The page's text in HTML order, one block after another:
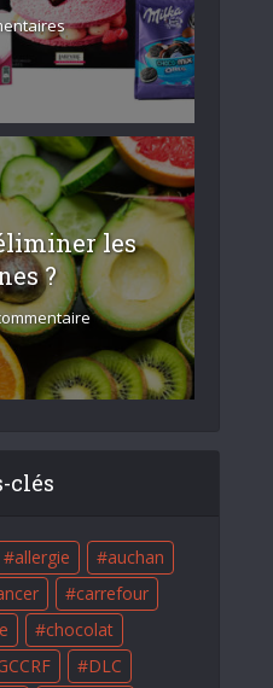
les
?
clés
allergie
auchan
carrefour
chocolat
DLC